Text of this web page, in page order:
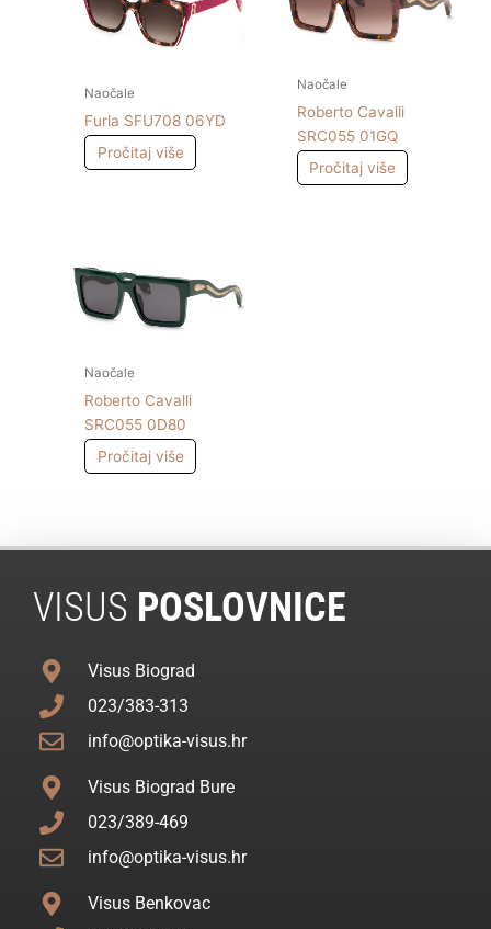
Naočale
Furla SFU708 06YD
Pročitaj više
Naočale
Roberto Cavalli
SRC055 01GQ
Pročitaj više
Naočale
Roberto Cavalli
SRC055 0D80
Pročitaj više
VISUS POSLOVNICE
Visus Biograd
023/383-313
info@optika-visus.hr
Visus Biograd Bure
023/389-469
info@optika-visus.hr
Visus Benkovac